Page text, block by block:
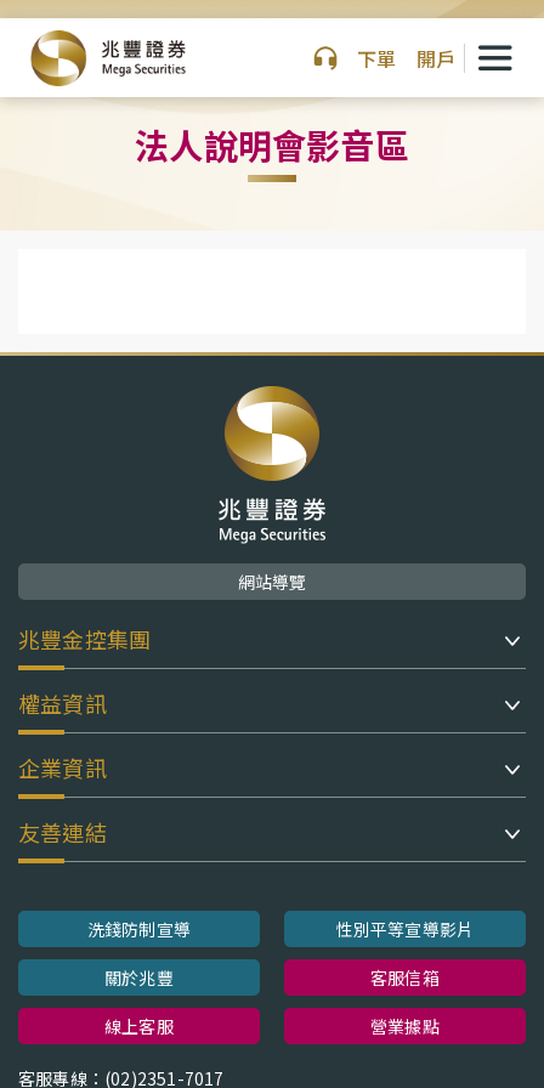
下單 開戶
法人說明會影音區
網站導覽
兆豐金控集團
權益資訊
企業資訊
友善連結
洗錢防制宣導
性別平等宣導影片
關於兆豐
客服信箱
線上客服
營業據點
客服專線：(02)2351-7017